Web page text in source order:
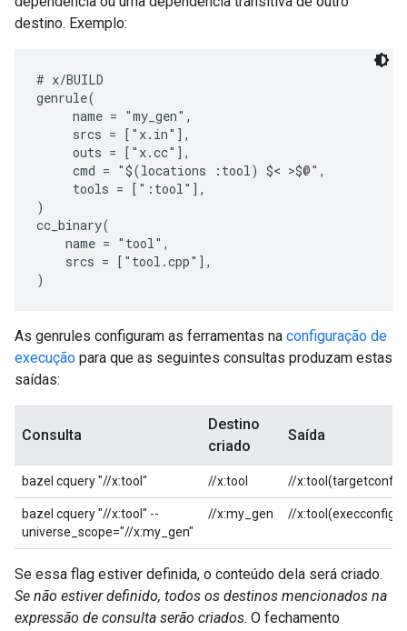
destino. Exemplo:
# x/BUILD
genrule(
     name = "my_gen",
     srcs = ["x.in"],
     outs = ["x.cc"],
     cmd = "$(locations :tool) $< >$@",
     tools = [":tool"],
)
cc_binary(
    name = "tool",
    srcs = ["tool.cpp"],
As genrules configuram as ferramentas na configuração de
execução para que as seguintes consultas produzam estas
saídas:
Consulta
Destino
criado
Saída
bazel cquery "//x:tool" //x:tool //x:tool(targetconfig)
bazel cquery "//x:tool" --
universe_scope="//x:my_gen"
//x:my_gen //x:tool(execconfig)
Se essa flag estiver definida, o conteúdo dela será criado.
Se não estiver definido, todos os destinos mencionados na
expressão de consulta serão criados. O fechamento